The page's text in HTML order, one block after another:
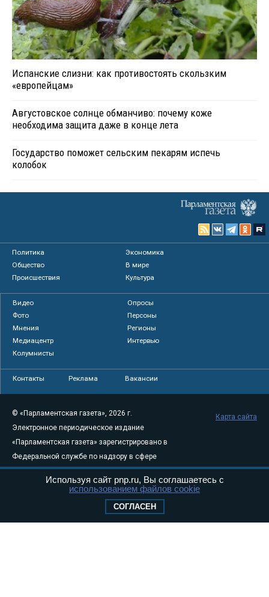
Испанские слизни: как противостоять скользким
«европейцам»
Августовское солнце обманчиво: почему коже
необходима защита даже в конце лета
Государство поможет сельским пекарям испечь
колобок
Политика
Экономика
Общество
В мире
Происшествия
Культура
Видео
Опросы
Фото
Персоны
Мнения
Регионы
Медиацентр
Интервью
Колумнисты
Контакты Реклама Вакансии
© «Парламентская газета», 2026 г.
Электронное периодическое издание
«Парламентская газета» зарегистрировано в
Федеральной службе по надзору в сфере
связи, информационных технологий и
массовых коммуникаций (Роскомнадзор) 05
Свидетельство о регистрации Эл № ФС77-
Карта сайта
Используя сайт pnp.ru, Вы соглашаетесь с
использованием файлов cookie
СОГЛАСЕН